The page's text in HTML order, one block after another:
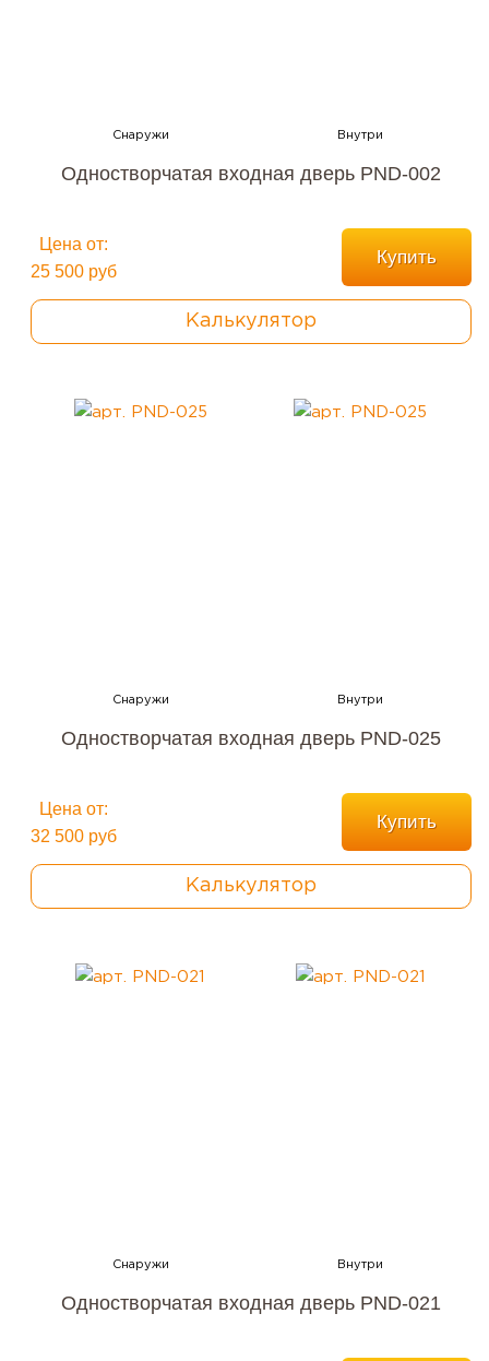
Одностворчатая входная дверь PND-002
Цена от:
25 500 руб
Купить
Калькулятор
Одностворчатая входная дверь PND-025
Цена от:
32 500 руб
Купить
Калькулятор
Одностворчатая входная дверь PND-021